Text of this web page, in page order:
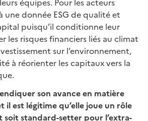
une donnée ESG de qualité et
puisqu’il conditionne leur
les risques financiers liés au climat
sur l’environnement,
à réorienter les capitaux vers la
son avance en matière
il est légitime qu’elle joue un rôle
soit standard-setter pour l’extra-